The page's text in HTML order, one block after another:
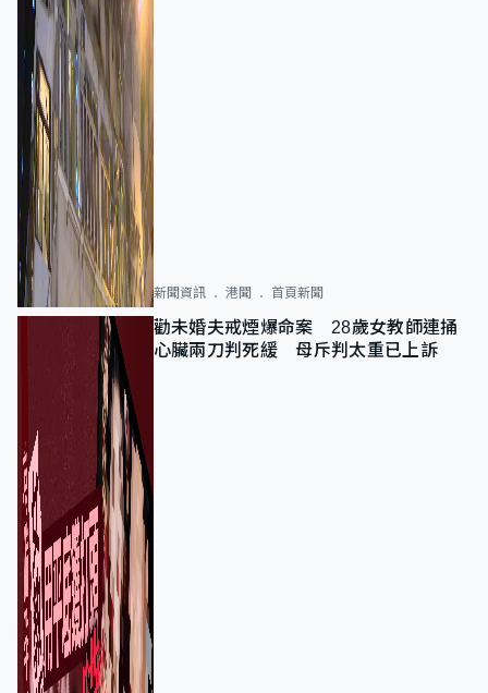
新聞資訊 港聞 首頁新聞
勸未婚夫戒煙爆命案 28歲女教師連捅
心臟兩刀判死緩 母斥判太重已上訴